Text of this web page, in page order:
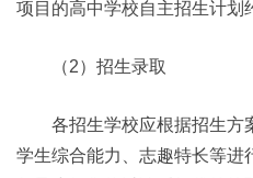
项目的高中学校自主招生计划
（2）招生录取
各招生学校应根据招生方
学生综合能力、志趣特长等进